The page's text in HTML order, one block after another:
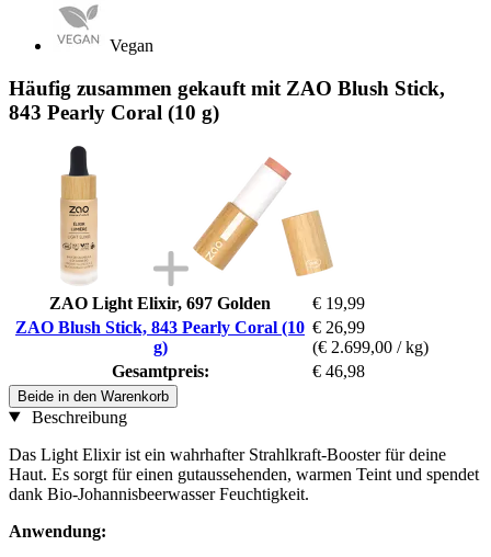
Vegan
Häufig zusammen gekauft mit ZAO Blush Stick,
843 Pearly Coral (10 g)
ZAO Light Elixir, 697 Golden
€ 19,99
ZAO Blush Stick, 843 Pearly Coral (10
g)
€ 26,99
(€ 2.699,00 / kg)
Gesamtpreis:
€ 46,98
Beide in den Warenkorb
Beschreibung
Das Light Elixir ist ein wahrhafter Strahlkraft-Booster für deine
Haut. Es sorgt für einen gutaussehenden, warmen Teint und spendet
dank Bio-Johannisbeerwasser Feuchtigkeit.
Anwendung: